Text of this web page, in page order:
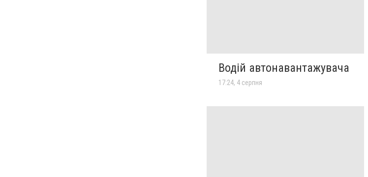
Водій автонавантажувача
17:24, 4 серпня